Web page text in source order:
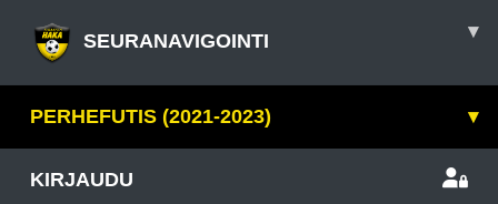
SEURANAVIGOINTI ▾
PERHEFUTIS (2021-2023) ▾
KIRJAUDU